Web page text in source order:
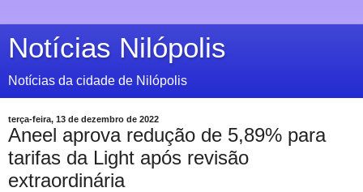
Notícias Nilópolis
Notícias da cidade de Nilópolis
terça-feira, 13 de dezembro de 2022
Aneel aprova redução de 5,89% para
tarifas da Light após revisão
extraordinária